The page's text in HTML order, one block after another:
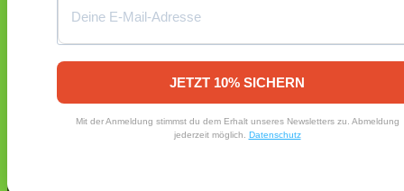
JETZT 10% SICHERN
Mit der Anmeldung stimmst du dem Erhalt unseres Newsletters zu. Abmeldung
jederzeit möglich. Datenschutz
Registrieren
Erforderlich
E-Mail-Adresse gesendet.